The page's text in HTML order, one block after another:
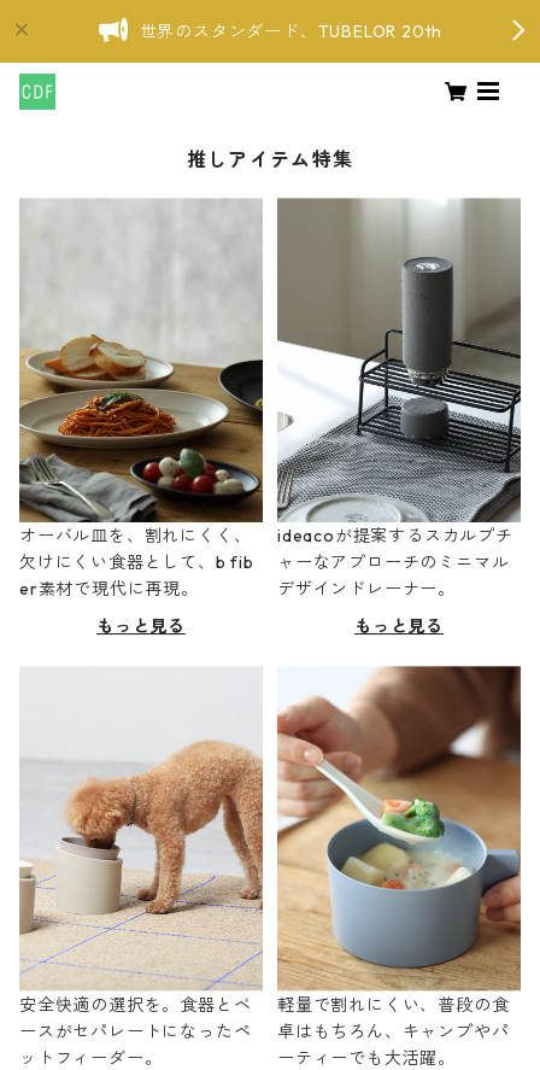
世界のスタンダード、TUBELOR 20th
推しアイテム特集
オーバル皿を、割れにくく、
欠けにくい食器として、b fib
er素材で現代に再現。
もっと見る
ideacoが提案するスカルプチ
ャーなアプローチのミニマル
デザインドレーナー。
もっと見る
安全快適の選択を。食器とベ
ースがセパレートになったペ
ットフィーダー。
軽量で割れにくい、普段の食
卓はもちろん、キャンプやパ
ーティーでも大活躍。